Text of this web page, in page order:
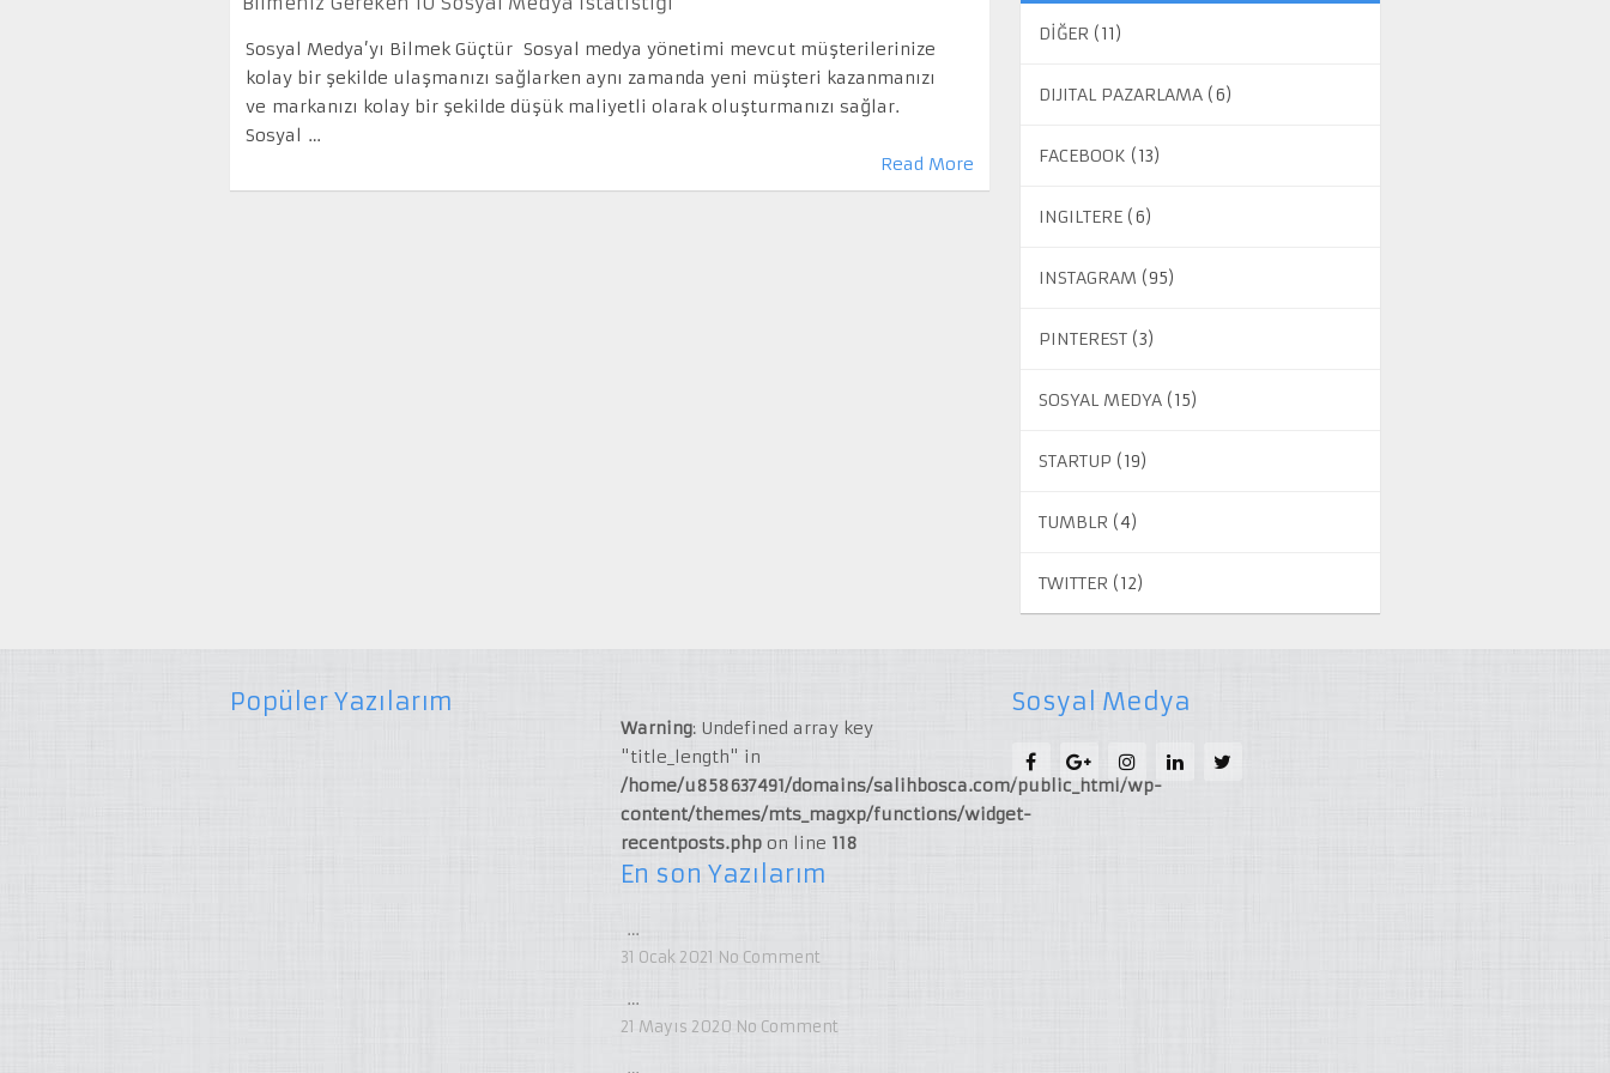
Sosyal Medya’yı Bilmek Güçtür Sosyal medya yönetimi mevcut müşterilerinize
kolay bir şekilde ulaşmanızı sağlarken aynı zamanda yeni müşteri kazanmanızı
ve markanızı kolay bir şekilde düşük maliyetli olarak oluşturmanızı sağlar.
Sosyal …
Read More
DİĞER (11)
DIJITAL PAZARLAMA (6)
FACEBOOK (13)
INGILTERE (6)
INSTAGRAM (95)
PINTEREST (3)
SOSYAL MEDYA (15)
STARTUP (19)
TUMBLR (4)
TWITTER (12)
Popüler Yazılarım
Warning: Undefined array key
"title_length" in
/home/u858637491/domains/salihbosca.com/public_html/wp-
content/themes/mts_magxp/functions/widget-
recentposts.php on line 118
En son Yazılarım
…
31 Ocak 2021 No Comment
…
21 Mayıs 2020 No Comment
…
Sosyal Medya